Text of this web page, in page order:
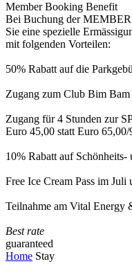
Member Booking Benefit
Bei Buchung der MEMBER
Sie eine spezielle
mit folgenden Vorteilen:
50% Rabatt auf die
Zugang zum Club Bim
Zugang für 4 Stunden zur
Euro 45,00 statt Euro 65,00/
10% Rabatt auf Schönheits-
Free Ice Cream Pass im
Teilnahme am Vital Energy
Best rate
guaranteed
Home Stay